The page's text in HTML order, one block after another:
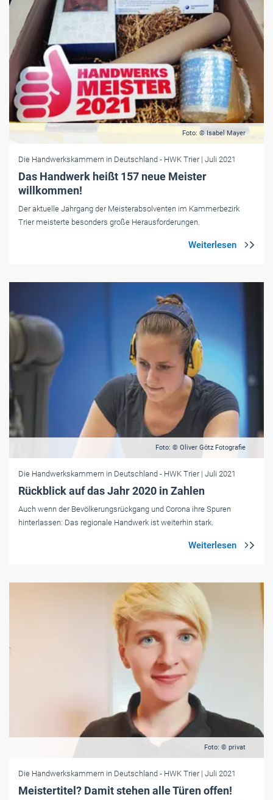
Foto: © Isabel Mayer
Die Handwerkskammern in Deutschland - HWK Trier | Juli 2021
Das Handwerk heißt 157 neue Meister
willkommen!
Der aktuelle Jahrgang der Meisterabsolventen im Kammerbezirk
Trier meisterte besonders große Herausforderungen.
Foto: © Oliver Götz Fotografie
Die Handwerkskammern in Deutschland - HWK Trier | Juli 2021
Rückblick auf das Jahr 2020 in Zahlen
Auch wenn der Bevölkerungsrückgang und Corona ihre Spuren
hinterlassen: Das regionale Handwerk ist weiterhin stark.
Foto: © privat
Die Handwerkskammern in Deutschland - HWK Trier | Juli 2021
Meistertitel? Damit stehen alle Türen offen!